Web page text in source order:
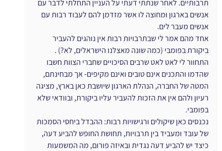
תרבותיים. לאחר שנתתי דעתי על העניין התחלתי לדבר עם
אנשים בארגון ומחוצה לו אשר מזדמן להם לעבוד רבות עם
אנשים מעבר לים.
אחד מהם אמר לי שבתרבויות רבות אין נוהגים להעביר
ביקורת בפומבי (כמה שונה מאצלנו הישראלים, לא?) .
התחוור לי לאט לאט שרבים הסיכויים שחברי הצוות חשבו
שהדמו והתכנים אינם טובים ואינם מקיפים- אך מבחינתם,
המטה של החברה, הנהלת הארגון שיושבת כאן בארץ, מציגה
רעיון ולהם אין את הזכות להעביר עליו ביקורת, ובוודאי שלא
בפומבי.
נכנסים כאן שיקולים ורגישויות רבות: ההבדל ביחסי הסמכות
של עובד ומעביד בין תרבויות, תחושת החופש להביע דעה,
כיצד יש להביע דעה נגדית ובאיזה פורום, מה המשמעות